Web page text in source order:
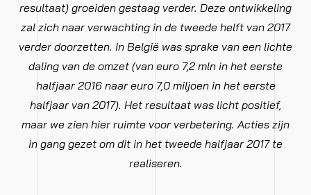
resultaat) groeiden gestaag verder. Deze ontwikkeling
zal zich naar verwachting in de tweede helft van 2017
verder doorzetten. In België was sprake van een lichte
daling van de omzet (van euro 7,2 mln in het eerste
halfjaar 2016 naar euro 7,0 miljoen in het eerste
halfjaar van 2017). Het resultaat was licht positief,
maar we zien hier ruimte voor verbetering. Acties zijn
in gang gezet om dit in het tweede halfjaar 2017 te
realiseren.